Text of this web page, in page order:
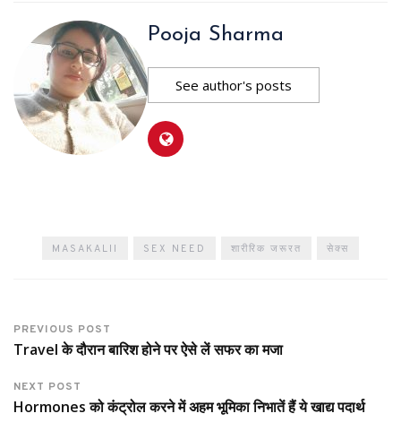
Pooja Sharma
See author's posts
MASAKALII SEX NEED शारीरिक जरूरत सेक्स
PREVIOUS POST
Travel के दौरान बारिश होने पर ऐसे लें सफर का मजा
NEXT POST
Hormones को कंट्रोल करने में अहम भूमिका निभातें हैं ये खाद्य पदार्थ